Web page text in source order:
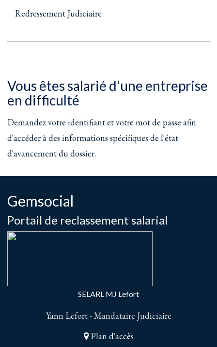
Redressement Judiciaire
Vous êtes salarié d'une entreprise
en difficulté
Demandez votre identifiant et votre mot de passe afin
d'accéder à des informations spécifiques de l'état
d'avancement du dossier.
Gemsocial
Portail de reclassement salarial
SELARL MJ Lefort
Yann Lefort - Mandataire Judiciaire
Plan d'accès